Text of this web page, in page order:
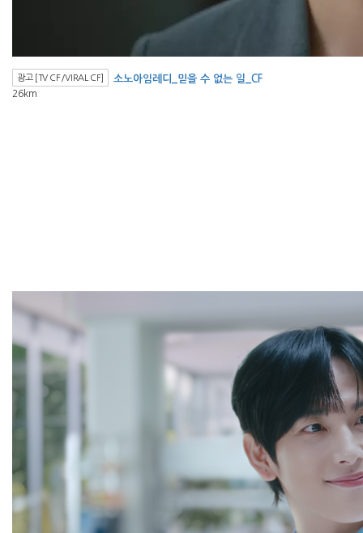
광고 [TV CF/VIRAL CF] 소노아임레디_믿을 수 없는 일_CF
26km